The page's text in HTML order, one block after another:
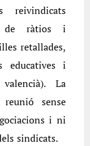
de ràtios i
retallades,
educatives i
La
sense
i ni
sindicats.